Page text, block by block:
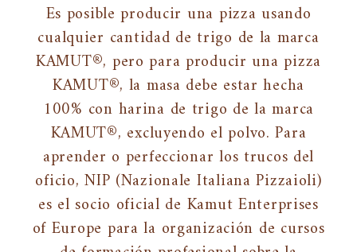
Es posible producir una pizza usando
cualquier cantidad de trigo de la marca
KAMUT®, pero para producir una pizza
KAMUT®, la masa debe estar hecha
100% con harina de trigo de la marca
KAMUT®, excluyendo el polvo. Para
aprender o perfeccionar los trucos del
oficio, NIP (Nazionale Italiana Pizzaioli)
es el socio oficial de Kamut Enterprises
of Europe para la organización de cursos